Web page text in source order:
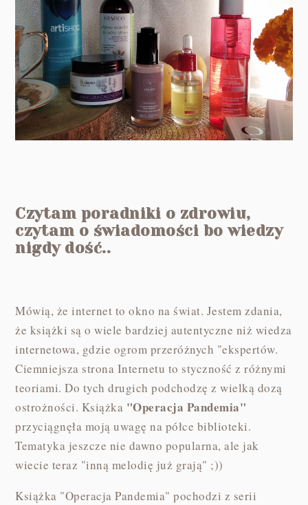
Czytam poradniki o zdrowiu,
czytam o świadomości bo wiedzy
nigdy dość..
Mówią, że internet to okno na świat. Jestem zdania,
że książki są o wiele bardziej autentyczne niż wiedza
internetowa, gdzie ogrom przeróżnych "ekspertów.
Ciemniejsza strona Internetu to styczność z różnymi
teoriami. Do tych drugich podchodzę z wielką dozą
ostrożności. Książka "Operacja Pandemia"
przyciągnęła moją uwagę na półce biblioteki.
Tematyka jeszcze nie dawno popularna, ale jak
wiecie teraz "inną melodię już grają" ;))
Książka "Operacja Pandemia" pochodzi z serii